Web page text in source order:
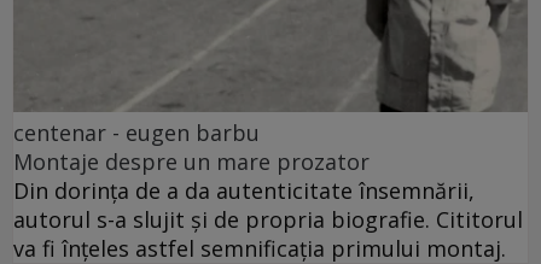
centenar - eugen barbu
Montaje despre un mare prozator
Din dorința de a da autenticitate însemnării,
autorul s-a slujit și de propria biografie. Cititorul
va fi înțeles astfel semnificația primului montaj.